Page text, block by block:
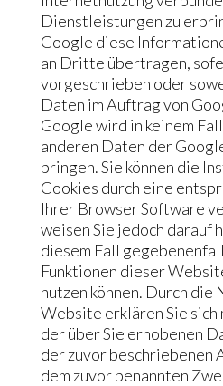
Dienstleistungen zu
Google diese
an Dritte übertragen,
vorgeschrieben oder
Daten im Auftrag von
Google wird in keinem
anderen Daten der
bringen. Sie können die
Cookies durch eine
Ihrer Browser Software
weisen Sie jedoch darauf
diesem Fall
Funktionen dieser
nutzen können. Durch die
Website erklären Sie
der über Sie erhobenen
der zuvor beschriebenen
dem zuvor benannten